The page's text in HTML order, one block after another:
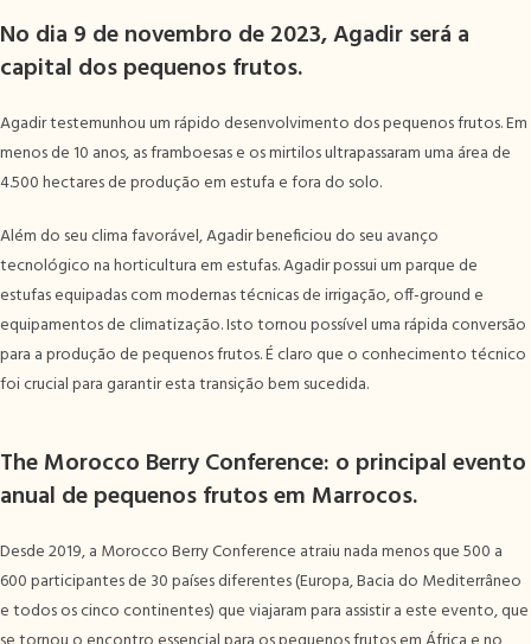
No dia 9 de novembro de 2023, Agadir será a
capital dos pequenos frutos.
Agadir testemunhou um rápido desenvolvimento dos pequenos frutos. Em
menos de 10 anos, as framboesas e os mirtilos ultrapassaram uma área de
4.500 hectares de produção em estufa e fora do solo.
Além do seu clima favorável, Agadir beneficiou do seu avanço
tecnológico na horticultura em estufas. Agadir possui um parque de
estufas equipadas com modernas técnicas de irrigação, off-ground e
equipamentos de climatização. Isto tornou possível uma rápida conversão
para a produção de pequenos frutos. É claro que o conhecimento técnico
foi crucial para garantir esta transição bem sucedida.
The Morocco Berry Conference: o principal evento
anual de pequenos frutos em Marrocos.
Desde 2019, a Morocco Berry Conference atraiu nada menos que 500 a
600 participantes de 30 países diferentes (Europa, Bacia do Mediterrâneo
e todos os cinco continentes) que viajaram para assistir a este evento, que